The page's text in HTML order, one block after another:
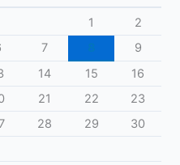
1
2
7
9
14 15
16
21 22
23
28 29
30